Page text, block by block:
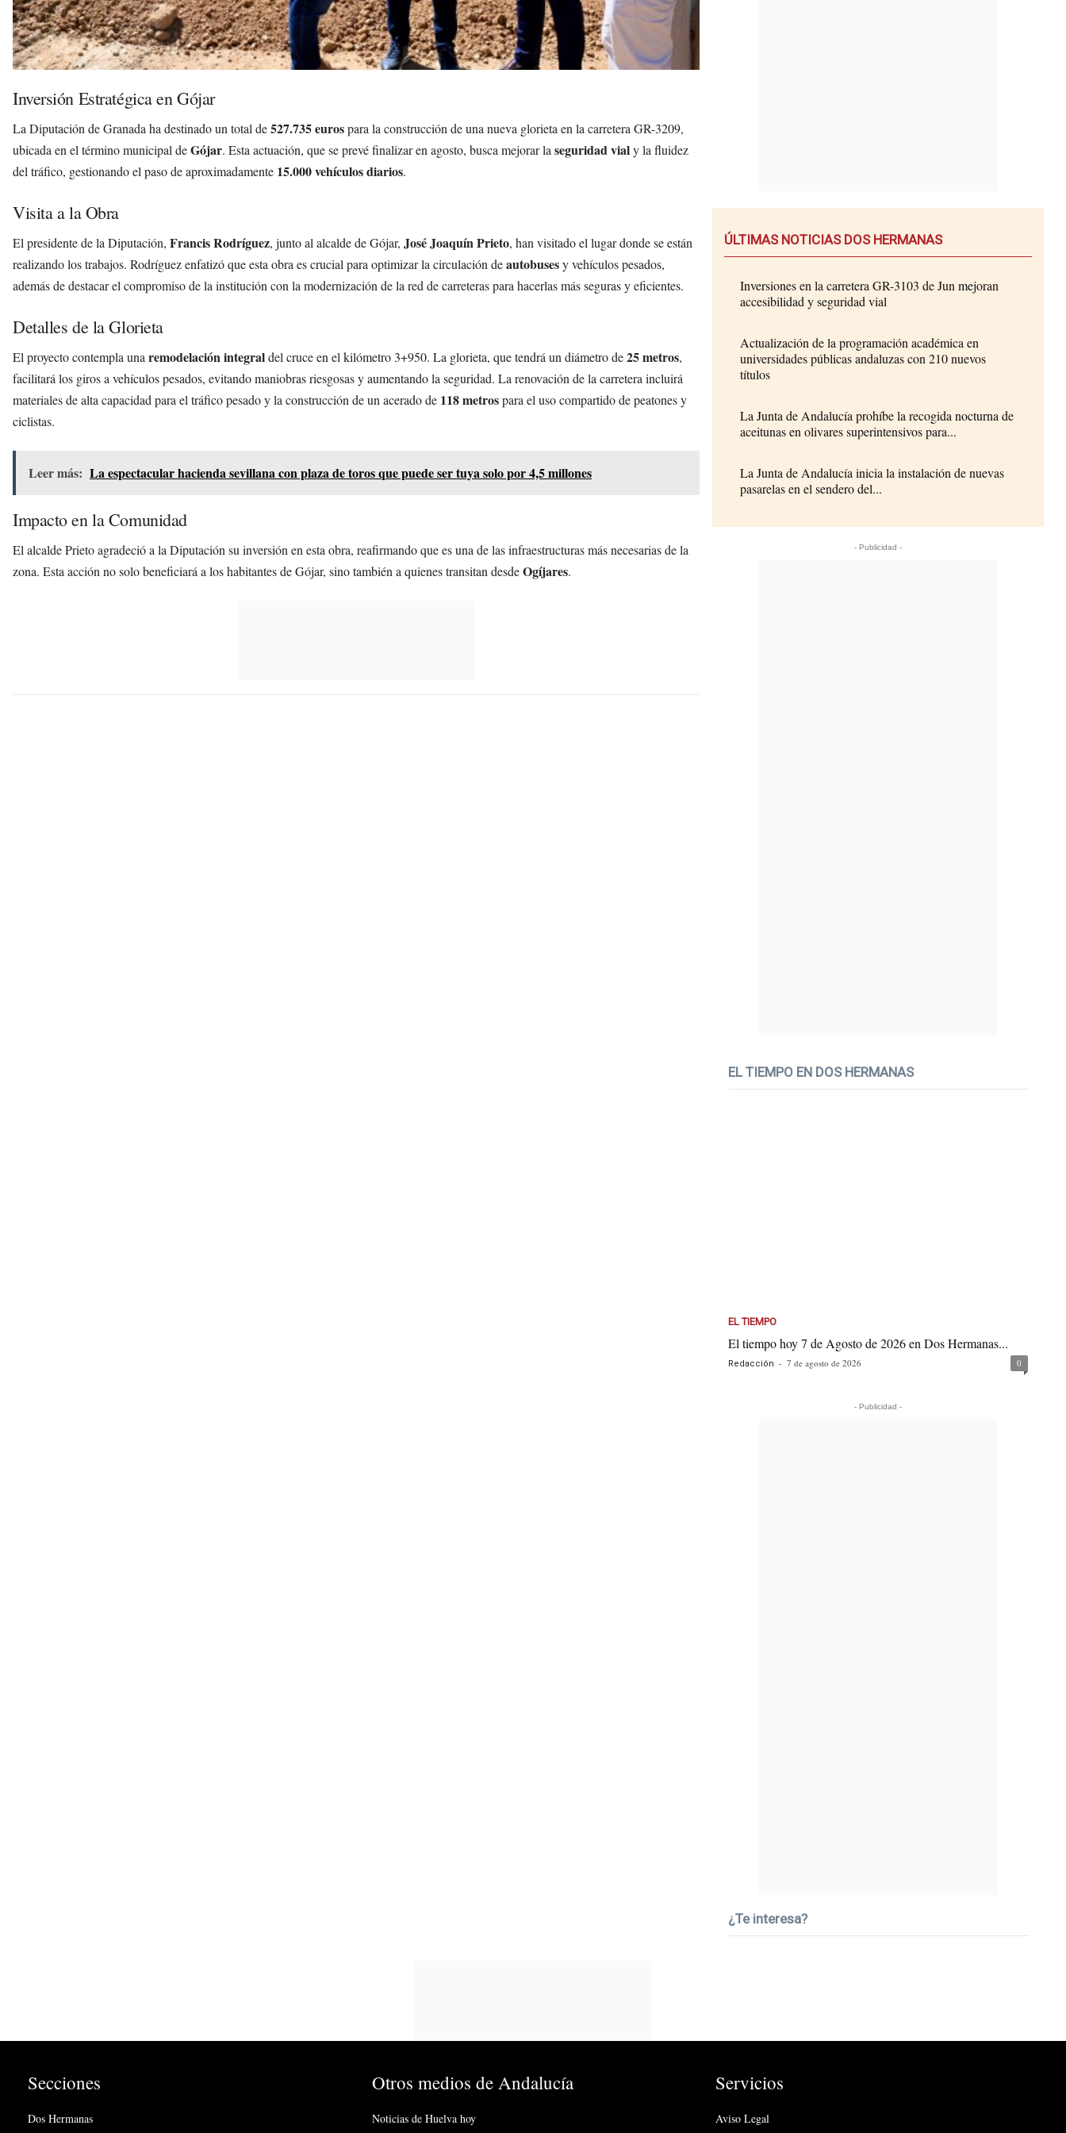
Inversión Estratégica en Gójar
La Diputación de Granada ha destinado un total de527.735 eurospara la construcción de una nueva glorieta en la carretera GR-3209,
ubicada en el término municipal deGójar. Esta actuación, que se prevé finalizar en agosto, busca mejorar la seguridad vialy la fluidez
del tráfico, gestionando el paso de aproximadamente 15.000 vehículos diarios.
Visita a la Obra
El presidente de la Diputación, Francis Rodríguez, junto al alcalde de Gójar, José Joaquín Prieto, han visitado el lugar donde se están
realizando los trabajos. Rodríguez enfatizó que esta obra es crucial para optimizar la circulación deautobusesy vehículos pesados,
además de destacar el compromiso de la institución con la modernización de la red de carreteras para hacerlas más seguras y eficientes.
Detalles de la Glorieta
El proyecto contempla una remodelación integraldel cruce en el kilómetro 3+950. La glorieta, que tendrá un diámetro de25 metros,
facilitará los giros a vehículos pesados, evitando maniobras riesgosas y aumentando la seguridad. La renovación de la carretera incluirá
materiales de alta capacidad para el tráfico pesado y la construcción de un acerado de 118 metrospara el uso compartido de peatones y
ciclistas.
Leer más: La espectacular hacienda sevillana con plaza de toros que puede ser tuya solo por 4,5 millones
Impacto en la Comunidad
El alcalde Prieto agradeció a la Diputación su inversión en esta obra, reafirmando que es una de las infraestructuras más necesarias de la
zona. Esta acción no solo beneficiará a los habitantes de Gójar, sino también a quienes transitan desdeOgíjares.
ÚLTIMAS NOTICIAS DOS HERMANAS
Inversiones en la carretera GR-3103 de Jun mejoran
accesibilidad y seguridad vial
Actualización de la programación académica en
universidades públicas andaluzas con 210 nuevos
títulos
La Junta de Andalucía prohíbe la recogida nocturna de
aceitunas en olivares superintensivos para...
La Junta de Andalucía inicia la instalación de nuevas
pasarelas en el sendero del...
- Publicidad -
EL TIEMPO EN DOS HERMANAS
EL TIEMPO
El tiempo hoy 7 de Agosto de 2026 en Dos Hermanas...
Redacción - 7 de agosto de 2026 0
- Publicidad -
¿Te interesa?
Secciones
Dos Hermanas
Otros medios de Andalucía
Noticias de Huelva hoy
Servicios
Aviso Legal